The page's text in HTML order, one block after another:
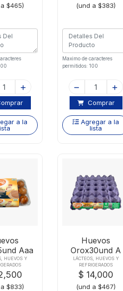
$465)
a la
(und a $383)
Maximo de caracteres
permitidos: 100
Comprar
Agregar a la
lista
Aaa
HUEVOS Y
$833)
Huevos
Orox30und A
Amarrado
LÁCTEOS, HUEVOS Y
REFRIGERADOS
$ 14,000
(und a $467)